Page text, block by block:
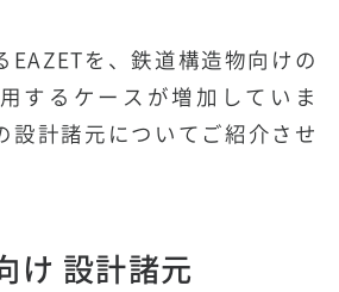
EAZETを、鉄道構造物向けの
するケースが増加していま
設計諸元についてご紹介させ
け 設計諸元